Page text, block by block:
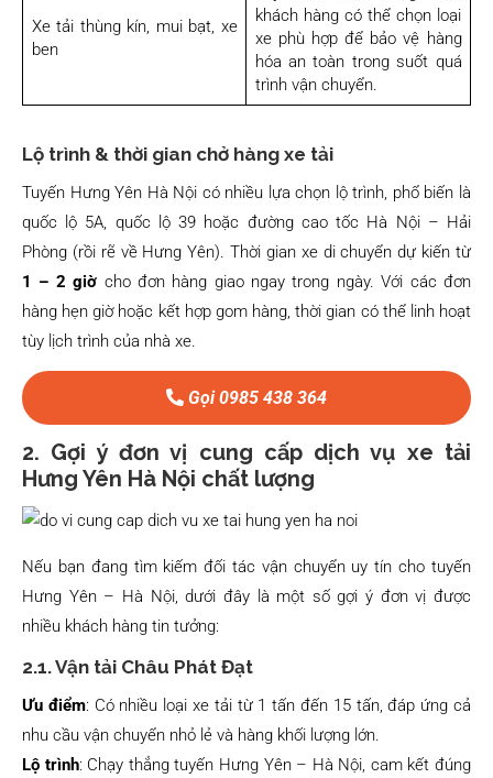
Xe tải thùng kín, mui bạt, xe
ben
khách hàng có thể chọn loại
xe phù hợp để bảo vệ hàng
hóa an toàn trong suốt quá
trình vận chuyển.
Lộ trình & thời gian chở hàng xe tải
Tuyến Hưng Yên Hà Nội có nhiều lựa chọn lộ trình, phổ biến là
quốc lộ 5A, quốc lộ 39 hoặc đường cao tốc Hà Nội – Hải
Phòng (rồi rẽ về Hưng Yên). Thời gian xe di chuyển dự kiến từ
1 – 2 giờ cho đơn hàng giao ngay trong ngày. Với các đơn
hàng hẹn giờ hoặc kết hợp gom hàng, thời gian có thể linh hoạt
tùy lịch trình của nhà xe.
Gọi 0985 438 364
2. Gợi ý đơn vị cung cấp dịch vụ xe tải
Hưng Yên Hà Nội chất lượng
Nếu bạn đang tìm kiếm đối tác vận chuyển uy tín cho tuyến
Hưng Yên – Hà Nội, dưới đây là một số gợi ý đơn vị được
nhiều khách hàng tin tưởng:
2.1. Vận tải Châu Phát Đạt
Ưu điểm: Có nhiều loại xe tải từ 1 tấn đến 15 tấn, đáp ứng cả
nhu cầu vận chuyển nhỏ lẻ và hàng khối lượng lớn.
Lộ trình: Chạy thẳng tuyến Hưng Yên – Hà Nội, cam kết đúng